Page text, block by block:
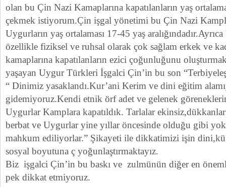
olan bu Çin Nazi Kamaplarına kapatılanların yaş
çekmek istiyorum.Çin işgal yönetimi bu Çin Nazi
Uygurların yaş ortalaması 17-45 yaş
özellikle fiziksel ve ruhsal olarak çok sağlam erkek ve
kamaplarına kapatılanların ezici çoğunluğunu
yaşayan Uygur Türkleri İşgalci Çin’in bu son
“ Dinimiz yasaklandı.Kur’ani Kerim ve dini eğitim
gidemiyoruz.Kendi etnik örf adet ve gelenek
Uygurlar Kamplara kapatıldık. Tarlalar
berbat ve Uygurlar yine yıllar öncesinde olduğu gibi
mahkum ediliyorlar.” Şikayeti ile dikkatimizi işin
sosyal boyutuna ç yoğunlaştırmaktayız.
Biz işgalci Çin’in bu baskı ve zulmünün diğer en
pek dikkat etmiyoruz.